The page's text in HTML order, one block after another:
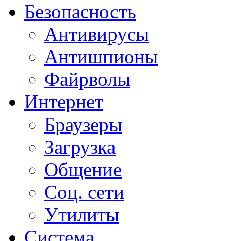
Безопасность
Антивирусы
Антишпионы
Файрволы
Интернет
Браузеры
Загрузка
Общение
Соц. сети
Утилиты